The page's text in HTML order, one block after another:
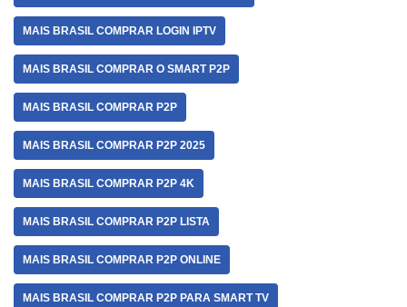
MAIS BRASIL COMPRAR LOGIN IPTV
MAIS BRASIL COMPRAR O SMART P2P
MAIS BRASIL COMPRAR P2P
MAIS BRASIL COMPRAR P2P 2025
MAIS BRASIL COMPRAR P2P 4K
MAIS BRASIL COMPRAR P2P LISTA
MAIS BRASIL COMPRAR P2P ONLINE
MAIS BRASIL COMPRAR P2P PARA SMART TV